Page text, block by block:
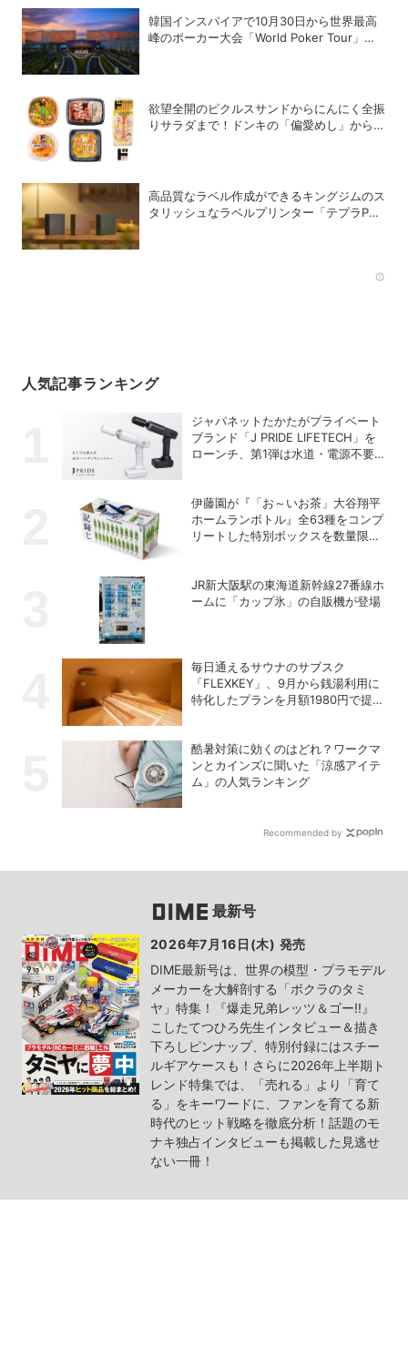
韓国インスパイアで10月30日から世界最高
峰のポーカー大会「World Poker Tour」を
欲望全開のピクルスサンドからにんにく全振
りサラダまで！ドンキの「偏愛めし」から激
高品質なラベル作成ができるキングジムのス
タリッシュなラベルプリンター「テプラPRO
人気記事ランキング
ジャパネットたかたがプライベート
ブランド「J PRIDE LIFETECH」を
ローンチ、第1弾は水道・電源不要
伊藤園が『「お～いお茶」大谷翔平
ホームランボトル』全63種をコンプ
リートした特別ボックスを数量限定
JR新大阪駅の東海道新幹線27番線ホ
ームに「カップ氷」の自販機が登場
毎日通えるサウナのサブスク
「FLEXKEY」、9月から銭湯利用に
特化したプランを月額1980円で提供
酷暑対策に効くのはどれ？ワークマ
ンとカインズに聞いた「涼感アイテ
ム」の人気ランキング
Recommended by
最新号
2026年7月16日(木) 発売
DIME最新号は、世界の模型・プラモデル
メーカーを大解剖する「ボクラのタミ
ヤ」特集！『爆走兄弟レッツ＆ゴー!!』
こしたてつひろ先生インタビュー＆描き
下ろしピンナップ、特別付録にはスチー
ルギアケースも！さらに2026年上半期ト
レンド特集では、「売れる」より「育て
る」をキーワードに、ファンを育てる新
時代のヒット戦略を徹底分析！話題のモ
ナキ独占インタビューも掲載した見逃せ
ない一冊！